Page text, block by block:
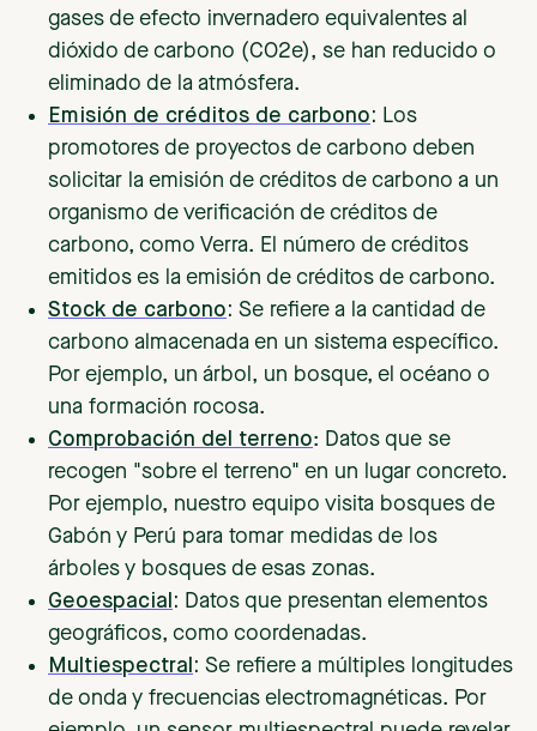
gases de efecto invernadero equivalentes al
dióxido de carbono (CO2e), se han reducido o
eliminado de la atmósfera.
Emisión de créditos de carbono: Los
promotores de proyectos de carbono deben
solicitar la emisión de créditos de carbono a un
organismo de verificación de créditos de
carbono, como Verra. El número de créditos
emitidos es la emisión de créditos de carbono.
Stock de carbono: Se refiere a la cantidad de
carbono almacenada en un sistema específico.
Por ejemplo, un árbol, un bosque, el océano o
una formación rocosa.
Comprobación del terreno: Datos que se
recogen "sobre el terreno" en un lugar concreto.
Por ejemplo, nuestro equipo visita bosques de
Gabón y Perú para tomar medidas de los
árboles y bosques de esas zonas.
Geoespacial : Datos que presentan elementos
geográficos, como coordenadas.
Multiespectral : Se refiere a múltiples longitudes
de onda y frecuencias electromagnéticas. Por